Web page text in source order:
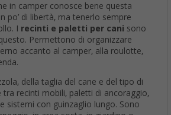
in camper conosce bene questa
po’ di libertà, ma tenerlo sempre
I recinti e paletti per cani sono
Permettono di organizzare
accanto al camper, alla roulotte,
della taglia del cane e del tipo di
tra recinti mobili, paletti di ancoraggio,
sistemi con guinzaglio lungo. Sono